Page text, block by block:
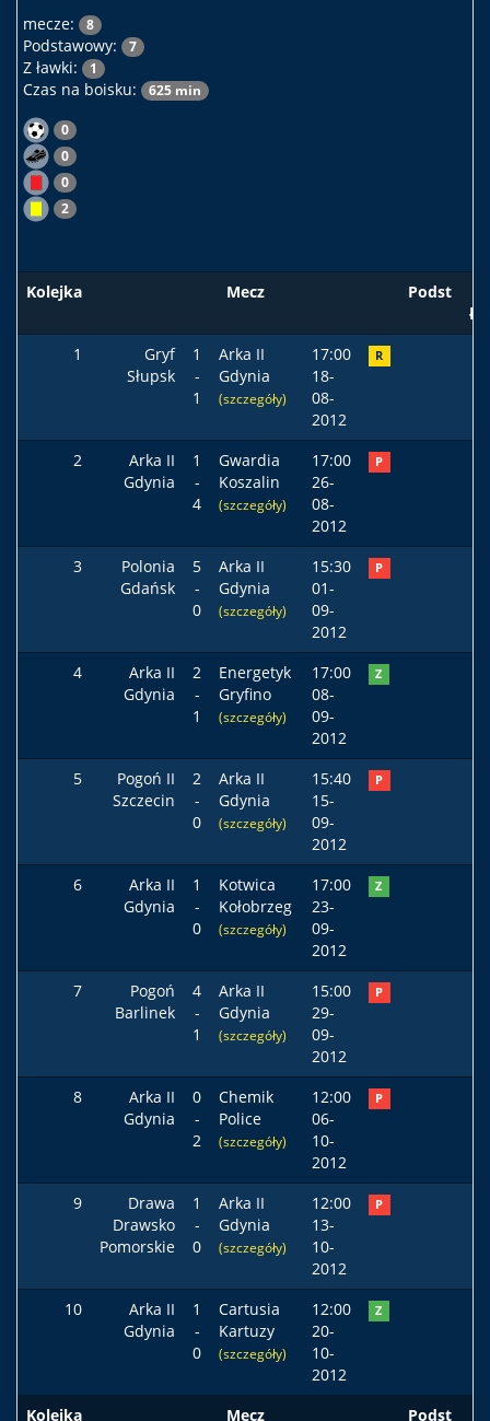
mecze: 8
Podstawowy: 7
Z ławki: 1
Czas na boisku: 625 min
0
0
0
2
Kolejka Mecz Podst
1
Gryf
Słupsk
1
-
1
Arka II
Gdynia
(szczegóły)
17:00
18-
08-
2012
R
2
Arka II
Gdynia
1
-
4
Gwardia
Koszalin
(szczegóły)
17:00
26-
08-
2012
P
3
Polonia
Gdańsk
5
-
0
Arka II
Gdynia
(szczegóły)
15:30
01-
09-
2012
P
4
Arka II
Gdynia
2
-
1
Energetyk
Gryfino
(szczegóły)
17:00
08-
09-
2012
Z
5
Pogoń II
Szczecin
2
-
0
Arka II
Gdynia
(szczegóły)
15:40
15-
09-
2012
P
6
Arka II
Gdynia
1
-
0
Kotwica
Kołobrzeg
(szczegóły)
17:00
23-
09-
2012
Z
7
Pogoń
Barlinek
4
-
1
Arka II
Gdynia
(szczegóły)
15:00
29-
09-
2012
P
8
Arka II
Gdynia
0
-
2
Chemik
Police
(szczegóły)
12:00
06-
10-
2012
P
9
Drawa
Drawsko
Pomorskie
1
-
0
Arka II
Gdynia
(szczegóły)
12:00
13-
10-
2012
P
10
Arka II
Gdynia
1
-
0
Cartusia
Kartuzy
(szczegóły)
12:00
20-
10-
2012
Z
Kolejka Mecz Podst